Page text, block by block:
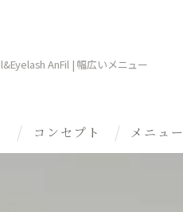
AnFil | 幅広いメニュー
コンセプト メニュー